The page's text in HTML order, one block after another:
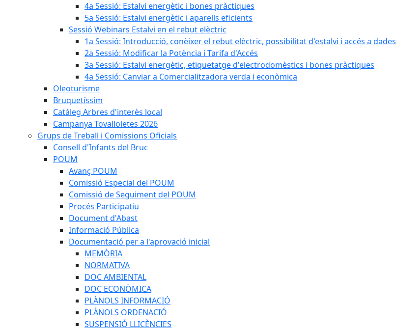
4a Sessió: Estalvi energètic i bones pràctiques
5a Sessió: Estalvi energètic i aparells eficients
Sessió Webinars Estalvi en el rebut elèctric
1a Sessió: Introducció, conèixer el rebut elèctric, possibilitat d'estalvi i accés a dades
2a Sessió: Modificar la Potència i Tarifa d'Accés
3a Sessió: Estalvi energètic, etiquetatge d'electrodomèstics i bones pràctiques
4a Sessió: Canviar a Comercialitzadora verda i econòmica
Oleoturisme
Bruquetíssim
Catàleg Arbres d'interès local
Campanya Tovalloletes 2026
Grups de Treball i Comissions Oficials
Consell d'Infants del Bruc
POUM
Avanç POUM
Comissió Especial del POUM
Comissió de Seguiment del POUM
Procés Participatiu
Document d'Abast
Informació Pública
Documentació per a l'aprovació inicial
MEMÒRIA
NORMATIVA
DOC AMBIENTAL
DOC ECONÒMICA
PLÀNOLS INFORMACIÓ
PLÀNOLS ORDENACIÓ
SUSPENSIÓ LLICÈNCIES